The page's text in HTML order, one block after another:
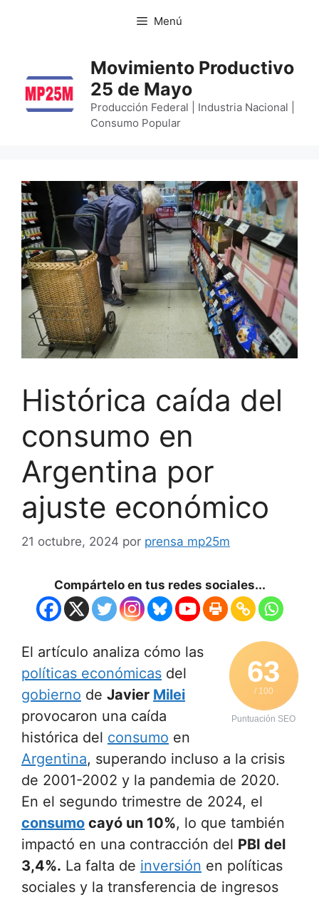
Menú
Movimiento Productivo
25 de Mayo
Producción Federal | Industria Nacional |
Consumo Popular
Histórica caída del
consumo en
Argentina por
ajuste económico
21 octubre, 2024 por prensa mp25m
Compártelo en tus redes sociales...
63
/ 100
Puntuación SEO
El artículo analiza cómo las
políticas económicas del
gobierno de Javier Milei
provocaron una caída
histórica del consumo en
Argentina, superando incluso a la crisis
de 2001-2002 y la pandemia de 2020.
En el segundo trimestre de 2024, el
consumo cayó un 10%, lo que también
impactó en una contracción del PBI del
3,4%. La falta de inversión en políticas
sociales y la transferencia de ingresos